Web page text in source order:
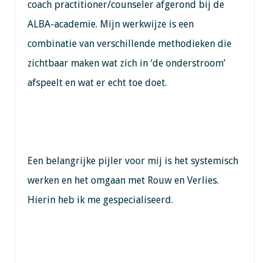
coach practitioner/counseler afgerond bij de
ALBA-academie. Mijn werkwijze is een
combinatie van verschillende methodieken die
zichtbaar maken wat zich in ‘de onderstroom’
afspeelt en wat er echt toe doet.
Een belangrijke pijler voor mij is het systemisch
werken en het omgaan met Rouw en Verlies.
Hierin heb ik me gespecialiseerd.